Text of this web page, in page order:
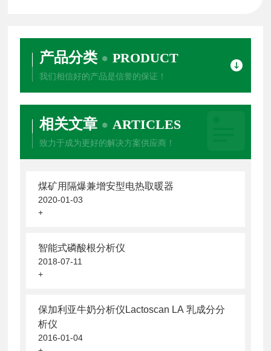
产品分类 PRODUCT
我们相信好的产品是信誉的保证！
相关文章 ARTICLES
致力于成为更好的解决方案供应商！
煤矿用隔爆兼增安型电热取暖器
2020-01-03
+
智能式磷酸根分析仪
2018-07-11
+
保加利亚牛奶分析仪Lactoscan LA 乳成分分
析仪
2016-01-04